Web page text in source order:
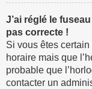
J’ai réglé le
pas correcte !
Si vous êtes
horaire mais que
probable que
contacter un